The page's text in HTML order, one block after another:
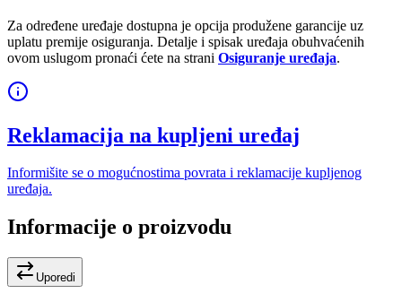
Za određene uređaje dostupna je opcija produžene garancije uz
uplatu premije osiguranja. Detalje i spisak uređaja obuhvaćenih
ovom uslugom pronaći ćete na strani Osiguranje uređaja.
Reklamacija na kupljeni uređaj
Informišite se o mogućnostima povrata i reklamacije kupljenog
uređaja.
Informacije o proizvodu
Uporedi